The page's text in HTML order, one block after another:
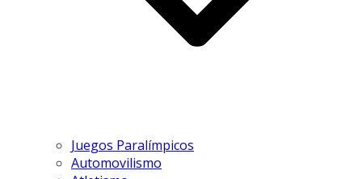
Juegos Paralímpicos
Automovilismo